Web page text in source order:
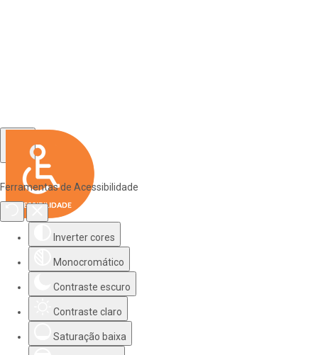
Ferramentas de Acessibilidade
Inverter cores
Monocromático
Contraste escuro
Contraste claro
Saturação baixa